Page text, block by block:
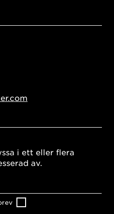
i ett eller flera
av.